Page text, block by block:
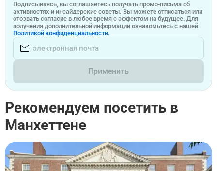
Подписываясь, вы соглашаетесь получать промо-письма об
активностях и инсайдерские советы. Вы можете отписаться или
отозвать согласие в любое время с эффектом на будущее. Для
получения дополнительной информации ознакомьтесь с нашей
Политикой конфиденциальности.
Применить
Рекомендуем посетить в
Манхеттене